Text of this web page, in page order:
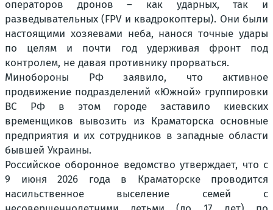
операторов дронов – как ударных, так и
разведывательных (FPV и квадрокоптеры). Они были
настоящими хозяевами неба, нанося точные удары
по целям и почти год удерживая фронт под
контролем, не давая противнику прорваться.
Минобороны РФ заявило, что активное
продвижение подразделений «Южной» группировки
ВС РФ в этом городе заставило киевских
временщиков вывозить из Краматорска основные
предприятия и их сотрудников в западные области
бывшей Украины.
Российское оборонное ведомство утверждает, что с
9 июня 2026 года в Краматорске проводится
насильственное выселение семей с